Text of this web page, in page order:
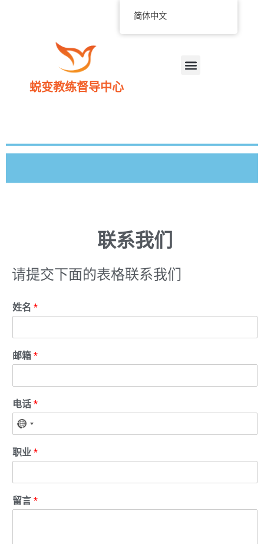
蜕变教练督导中心
联系我们
请提交下面的表格联系我们
姓名 *
邮箱 *
电话 *
职业 *
留言 *
简体中文